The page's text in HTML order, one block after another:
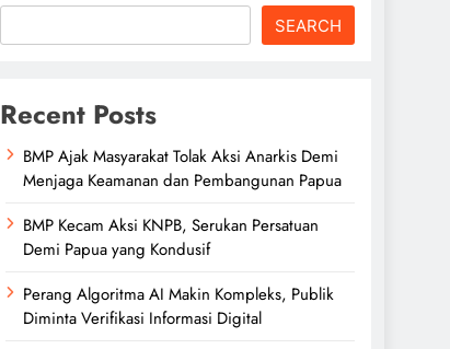
SEARCH
Recent Posts
BMP Ajak Masyarakat Tolak Aksi Anarkis Demi
Menjaga Keamanan dan Pembangunan Papua
BMP Kecam Aksi KNPB, Serukan Persatuan
Demi Papua yang Kondusif
Perang Algoritma AI Makin Kompleks, Publik
Diminta Verifikasi Informasi Digital